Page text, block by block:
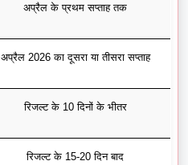
अप्रैल के प्रथम सप्ताह तक
अप्रैल 2026 का दूसरा या तीसरा सप्ताह
रिजल्ट के 10 दिनों के भीतर
रिजल्ट के 15-20 दिन बाद